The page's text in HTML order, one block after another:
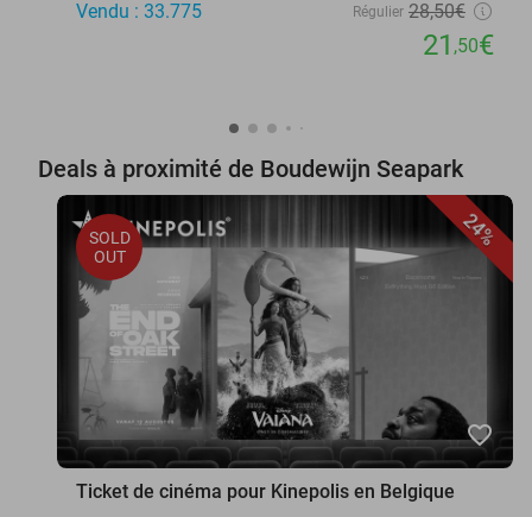
Vendu : 33.775 Régulier 28,50€
21 ,50€
Deals à proximité de Boudewijn Seapark
24%
SOLD
OUT
favorite_border
Ticket de cinéma pour Kinepolis en Belgique